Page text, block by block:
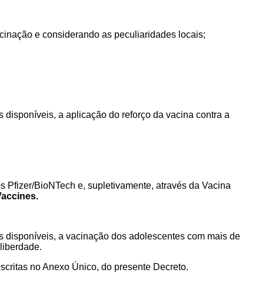
e considerando as peculiaridades locais;
disponíveis, a aplicação do reforço da vacina contra a
Pfizer/BioNTech e, supletivamente, através da Vacina
disponíveis, a vacinação dos adolescentes com mais de
no Anexo Único, do presente Decreto.